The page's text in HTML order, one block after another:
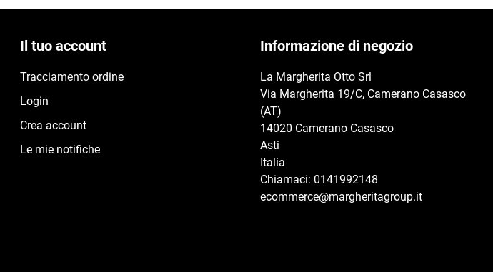
Il tuo account
Tracciamento ordine
Login
Crea account
Le mie notifiche
Informazione di negozio
La Margherita Otto Srl
Via Margherita 19/C, Camerano Casasco
(AT)
14020 Camerano Casasco
Asti
Italia
Chiamaci: 0141992148
ecommerce@margheritagroup.it